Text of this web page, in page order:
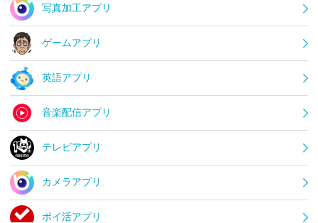
写真加工アプリ
ゲームアプリ
英語アプリ
音楽配信アプリ
テレビアプリ
カメラアプリ
ポイ活アプリ